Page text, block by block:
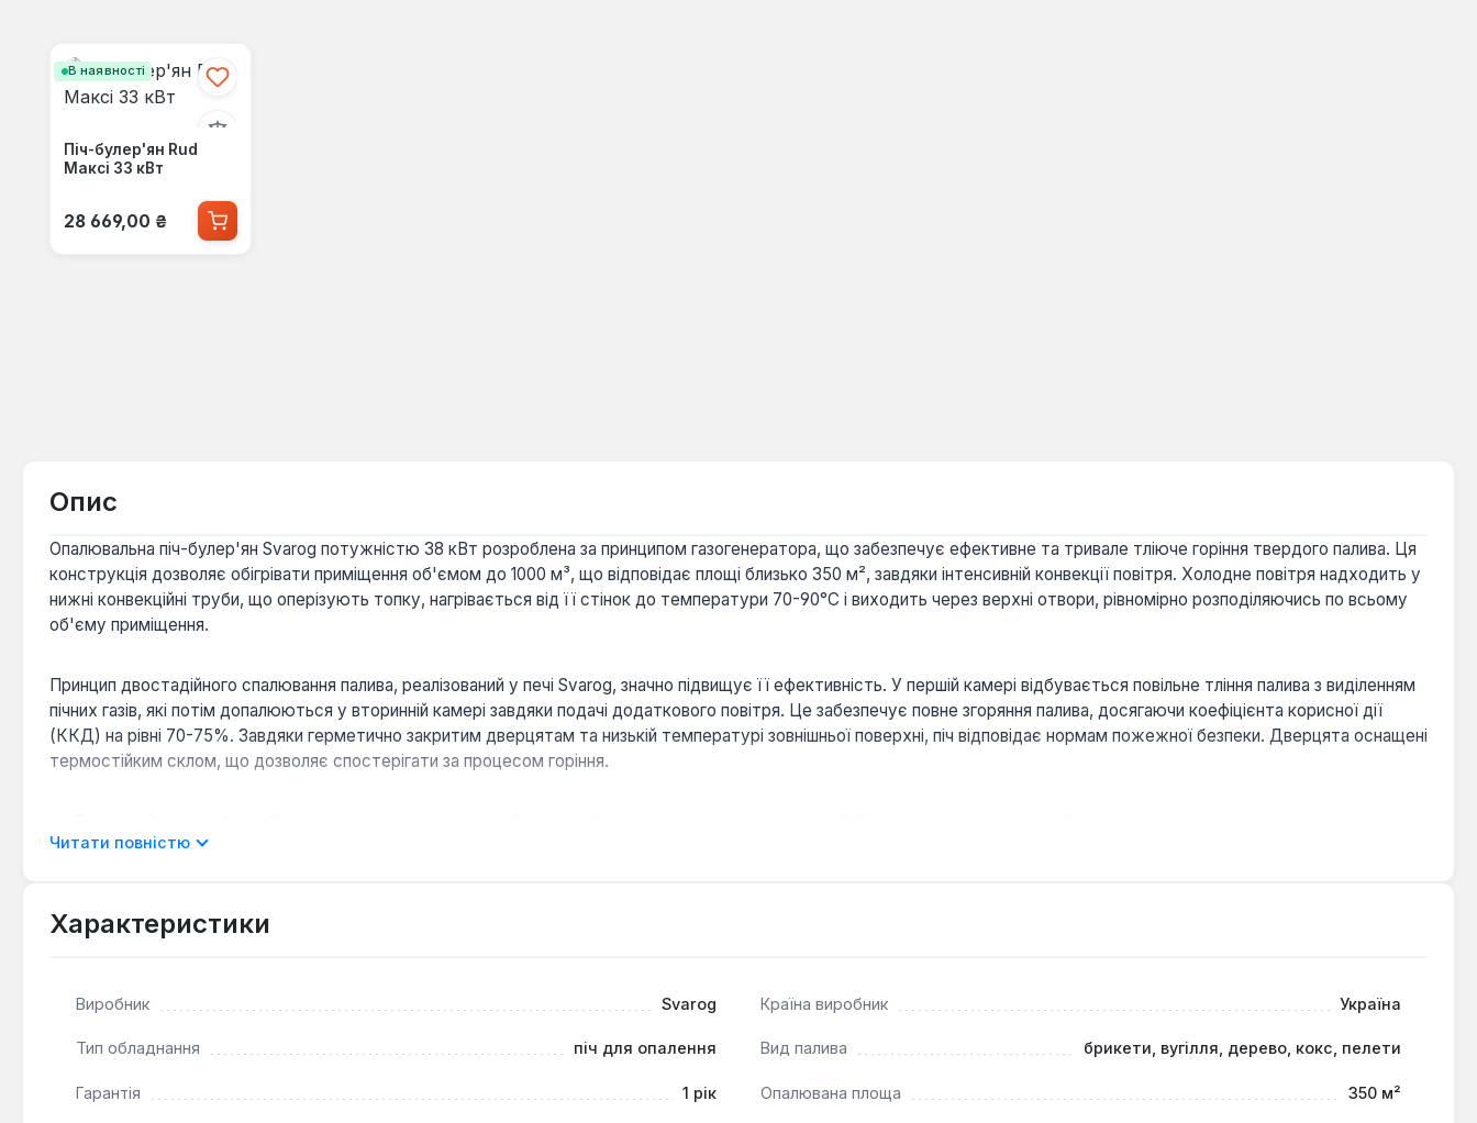
В наявності
Піч-булер'ян Rud
Максі 33 кВт
Звичайна ціна:
28 669,00 ₴
Опис
Опалювальна піч-булер'ян Svarog потужністю 38 кВт розроблена за принципом газогенератора, що забезпечує ефективне та тривале тліюче горіння твердого палива. Ця
конструкція дозволяє обігрівати приміщення об'ємом до 1000 м³, що відповідає площі близько 350 м², завдяки інтенсивній конвекції повітря. Холодне повітря надходить у
нижні конвекційні труби, що оперізують топку, нагрівається від її стінок до температури 70-90°C і виходить через верхні отвори, рівномірно розподіляючись по всьому
об'єму приміщення.
Принцип двостадійного спалювання палива, реалізований у печі Svarog, значно підвищує її ефективність. У першій камері відбувається повільне тління палива з виділенням
пічних газів, які потім допалюються у вторинній камері завдяки подачі додаткового повітря. Це забезпечує повне згоряння палива, досягаючи коефіцієнта корисної дії
(ККД) на рівні 70-75%. Завдяки герметично закритим дверцятам та низькій температурі зовнішньої поверхні, піч відповідає нормам пожежної безпеки. Дверцята оснащені
термостійким склом, що дозволяє спостерігати за процесом горіння.
Економічність:Повне двостадійне згоряння палива дозволяє максимально використовувати енергію деревини, знижуючи її витрати.
дачі. Її конструкція дозволяє швидко прогрівати значні об'єми повітря та підтримувати комфортну температуру протягом тривалого часу, що робить її незалежним та
Читати повністю
Характеристики
Виробник Svarog Країна виробник Україна
Тип обладнання піч для опалення Вид палива брикети, вугілля, дерево, кокс, пелети
Гарантія 1 рік Опалювана площа 350 м²